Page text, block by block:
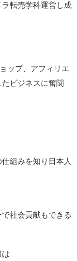
転売学科運営し成
ップ、アフィリエ
ビジネスに奮闘
組みを知り日本人
社会貢献もできる
は